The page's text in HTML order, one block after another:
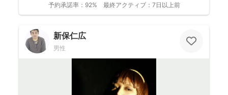
予約承諾率： 92% 最終アクティブ： 7日以上前
新保仁広
男性